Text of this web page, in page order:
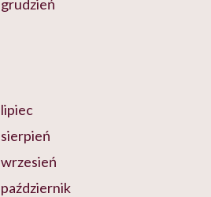
grudzień
lipiec
sierpień
wrzesień
październik